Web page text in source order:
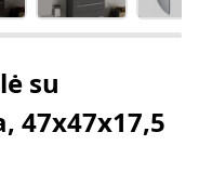
su
47x47x17,5